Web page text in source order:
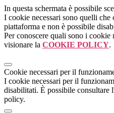
In questa schermata è possibile
I cookie necessari sono quelli
piattaforma e non è possibile
Per conoscere quali sono i cookie
visionare la COOKIE POLICY.
Cookie necessari per il
I cookie necessari per il
disabilitati. È possibile consultare
policy.